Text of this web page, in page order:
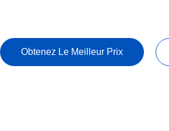
Obtenez Le Meilleur Prix